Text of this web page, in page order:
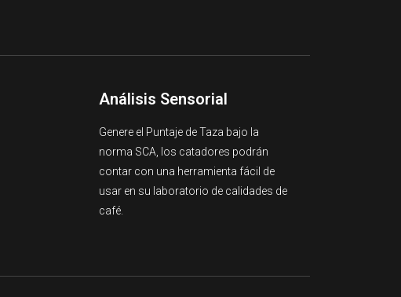
Análisis Sensorial
Genere el Puntaje de Taza bajo la
norma SCA, los catadores podrán
contar con una herramienta fácil de
usar en su laboratorio de calidades de
café.